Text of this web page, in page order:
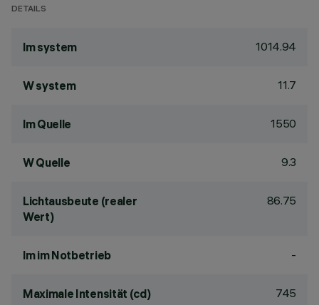
DETAILS
lm system 1014.94
W system 11.7
lm Quelle 1550
W Quelle 9.3
Lichtausbeute (realer
Wert)
86.75
lm im Notbetrieb -
Maximale Intensität (cd) 745